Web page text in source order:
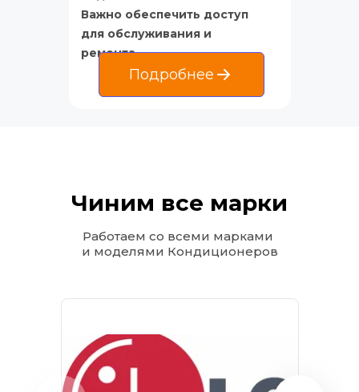
Важно обеспечить доступ
для обслуживания и
ремонта
Подробнее
Чиним все марки
Работаем со всеми марками
и моделями Кондиционеров